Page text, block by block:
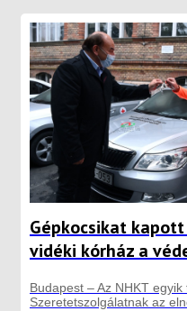
Gépkocsikat
vidéki kórház a
Budapest – Az NHKT
Szeretetszolgálatnak az